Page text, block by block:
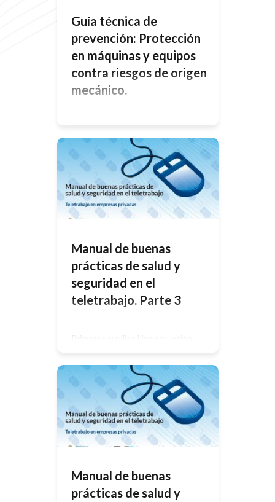
Guía técnica de
prevención: Protección
en máquinas y equipos
contra riesgos de origen
mecánico.
máquinas deben estar asociados al
riesgo que pudieran generar, con el
objetivo de eliminar o reducir la
posibilidad de ocurrencia de un
accidente. Estos sistemas deben
implementarse en forma conjunta
con la supervisión del servicio de
higiene y seguridad, el
entrenamiento de los trabajadores
Manual de buenas
prácticas de salud y
seguridad en el
teletrabajo. Parte 3
las lesiones producidas puedan
empeorar. Es importante tener unos
conocimientos básicos generales
que permitan entender la
organización de los primeros
auxilios y si es necesario, poder
actuar como apoyo al trabajo de
dichos equipos. La secuencia de […]
Manual de buenas
prácticas de salud y